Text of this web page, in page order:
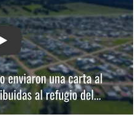
Play: Vecinos del barrio Hipódromo